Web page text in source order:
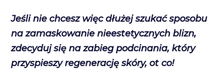
Jeśli nie chcesz więc dłużej szukać sposobu
na zamaskowanie nieestetycznych blizn,
zdecyduj się na zabieg podcinania, który
przyspieszy regenerację skóry, ot co!